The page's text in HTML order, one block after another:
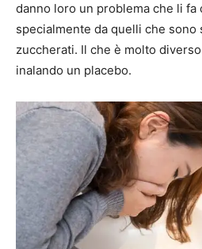
danno loro un problema che li fa
specialmente da quelli che sono
zuccherati. Il che è molto
inalando un placebo.